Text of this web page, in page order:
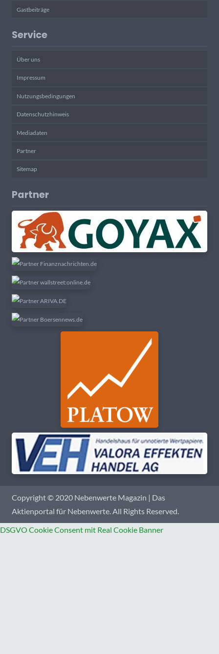
Gastbeiträge
Service
Über uns
Impressum
Nutzungsbedingungen
Datenschutzhinweis
Mediadaten
Partner
Sitemap
Partner
Copyright © 2020 Nebenwerte Magazin | Das
Aktienportal für Nebenwerte. All Rights Reserved.
DSGVO Cookie Consent mit Real Cookie Banner